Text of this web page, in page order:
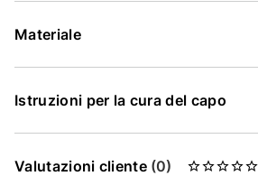
Materiale
Istruzioni per la cura del capo
Valutazioni cliente (0)